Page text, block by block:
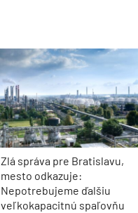
Zlá správa pre Bratislavu,
mesto odkazuje:
Nepotrebujeme ďalšiu
veľkokapacitnú spaľovňu